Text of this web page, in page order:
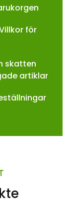
för
skatten
artiklar